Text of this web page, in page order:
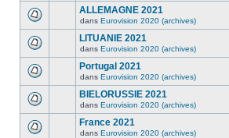
ALLEMAGNE 2021
dans Eurovision 2020 (archives)
LITUANIE 2021
dans Eurovision 2020 (archives)
Portugal 2021
dans Eurovision 2020 (archives)
BIELORUSSIE 2021
dans Eurovision 2020 (archives)
France 2021
dans Eurovision 2020 (archives)